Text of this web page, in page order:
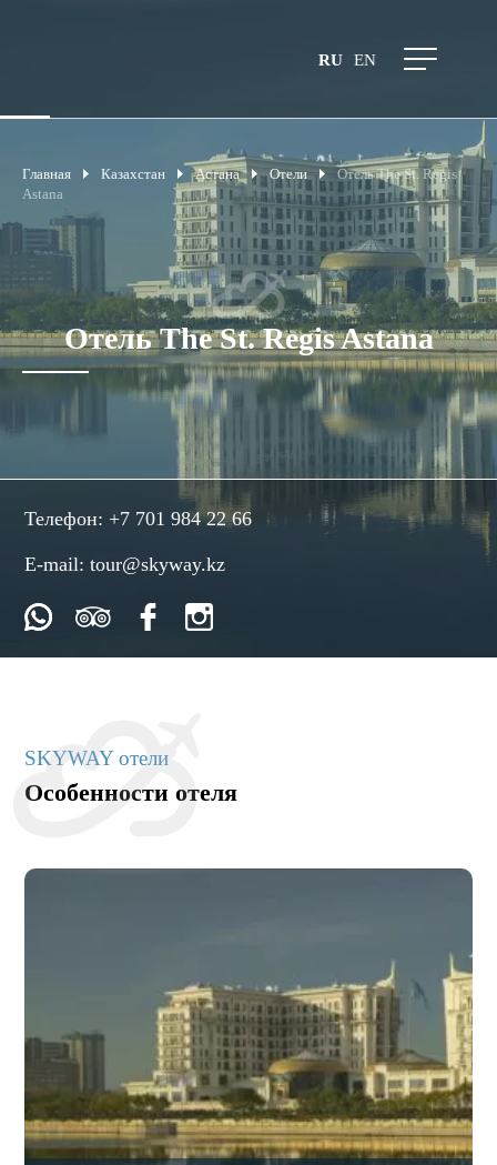
RU EN
Главная Казахстан Астана Отели
Отель The St. Regis
Astana
Отель The St. Regis Astana
Телефон: +7 701 984 22 66
E-mail:tour@skyway.kz
SKYWAY отели
Особенности отеля